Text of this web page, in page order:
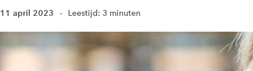
11 april 2023 Leestijd: 3 minuten